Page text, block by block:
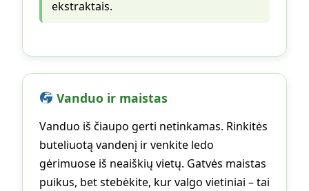
ekstraktais.
Vanduo ir maistas
Vanduo iš čiaupo gerti netinkamas. Rinkitės
buteliuotą vandenį ir venkite ledo
gėrimuose iš neaiškių vietų. Gatvės maistas
puikus, bet stebėkite, kur valgo vietiniai – tai